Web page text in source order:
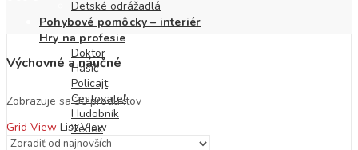
Detské odrážadlá
Pohybové pomôcky – interiér
Hry na profesie
Doktor
Hasič
Policajt
Cestovateľ
Hudobník
Vedec
Kozmonaut
Výchovné a náučné
Zobrazuje sa 30 produktovZoradené
Grid View List View